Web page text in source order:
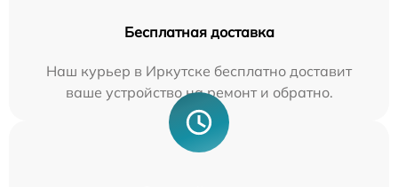
Бесплатная доставка
Наш курьер в Иркутске бесплатно доставит
ваше устройство на ремонт и обратно.